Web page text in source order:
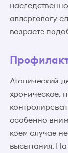
аллергологу
возрасте
Атопический
хроническое,
особенно
коем случае
высыпания.